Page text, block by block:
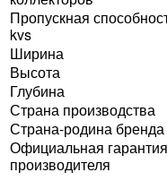
Пропускная
kvs
Ширина
Высота
Глубина
Страна производства
Страна-родина бренда
Официальная гарантия
производителя